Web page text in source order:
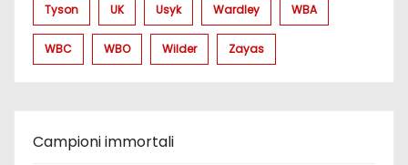
Tyson UK Usyk Wardley WBA
WBC WBO Wilder Zayas
Campioni immortali